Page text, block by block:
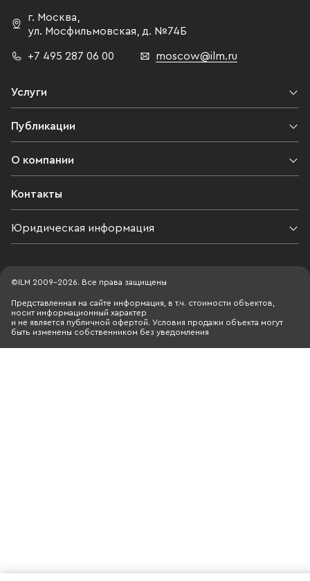
г. Москва
ул. Мосфильмовская,
д. №74Б
+7 495 287 06 00 moscow@ilm.ru
Услуги
Публикации
О компании
Контакты
Юридическая информация
©ILM 2009-2026. Все права защищены
Представленная на сайте информация, в т.ч. стоимости объектов,
носит информационный характер
и не является публичной офертой. Условия продажи объекта могут
быть изменены собственником без уведомления